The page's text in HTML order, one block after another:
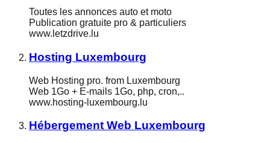
Toutes les annonces auto et moto
Publication gratuite pro & particuliers
www.letzdrive.lu
Hosting Luxembourg
Web Hosting pro. from Luxembourg
Web 1Go + E-mails 1Go, php, cron,..
www.hosting-luxembourg.lu
Hébergement Web Luxembourg